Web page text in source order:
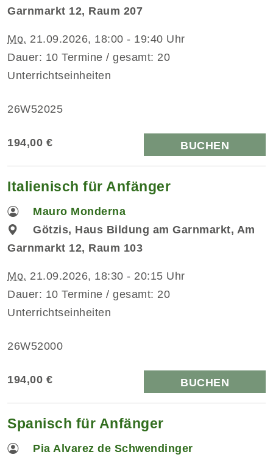
Garnmarkt 12, Raum 207
Mo. 21.09.2026, 18:00 - 19:40 Uhr
Dauer: 10 Termine / gesamt: 20
Unterrichtseinheiten
26W52025
194,00 € BUCHEN
Italienisch für Anfänger
Mauro Monderna
Götzis, Haus Bildung am Garnmarkt, Am
Garnmarkt 12, Raum 103
Mo. 21.09.2026, 18:30 - 20:15 Uhr
Dauer: 10 Termine / gesamt: 20
Unterrichtseinheiten
26W52000
194,00 € BUCHEN
Spanisch für Anfänger
Pia Alvarez de Schwendinger